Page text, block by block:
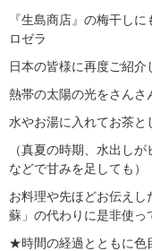
『生島商店』の梅干し
ロゼラ
日本の皆様に再度ご紹介
熱帯の太陽の光をさんさ
水やお湯に入れてお茶と
（真夏の時期、水出し
などで甘みを足しても）
お料理や先ほどお伝え
蘇」の代わりに是非使っ
★時間の経過とともに色